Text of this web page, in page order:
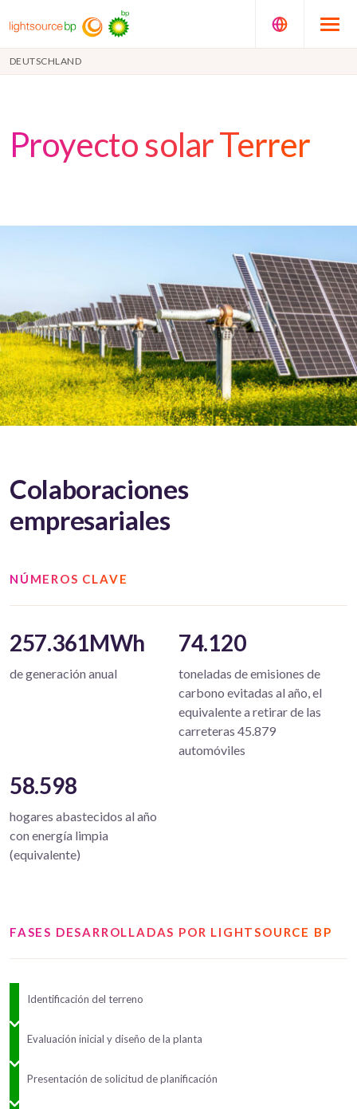
DEUTSCHLAND
Proyecto solar Terrer
Colaboraciones
empresariales
NÚMEROS CLAVE
257.361MWh
de generación anual
74.120
toneladas de emisiones de
carbono evitadas al año, el
equivalente a retirar de las
carreteras 45.879
automóviles
58.598
hogares abastecidos al año
con energía limpia
(equivalente)
FASES DESARROLLADAS POR LIGHTSOURCE BP
Identificación del terreno
Evaluación inicial y diseño de la planta
Presentación de solicitud de planificación